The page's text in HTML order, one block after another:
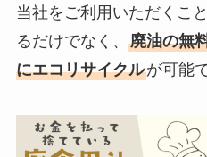
当社をご利用いただくこ
るだけでなく、 廃油の無
にエコリサイクルが可能